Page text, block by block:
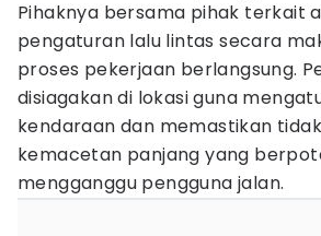
Pihaknya bersama pihak terkait
pengaturan lalu lintas secara
proses pekerjaan berlangsung.
disiagakan di lokasi guna
kendaraan dan memastikan
kemacetan panjang yang
mengganggu pengguna jalan.